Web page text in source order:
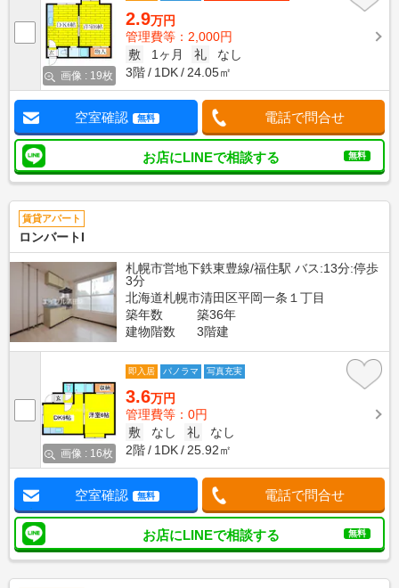
画像 : 19枚
2.9万円
管理費等：2,000円
敷
1ヶ月 礼
なし
3階
1DK 24.05㎡
空室確認 無料 電話で問合せ
お店にLINEで相談する 無料
賃貸アパート
ロンバートI
札幌市営地下鉄東豊線/福住駅 バス:13分:停歩
3分
北海道札幌市清田区平岡一条１丁目
築年数
築36年
建物階数
3階建
画像 : 16枚
即入居 パノラマ 写真充実
3.6万円
管理費等：0円
敷
なし 礼
なし
2階
1DK 25.92㎡
空室確認 無料 電話で問合せ
お店にLINEで相談する 無料